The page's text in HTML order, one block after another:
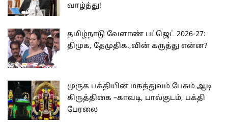
வாழ்த்து!
தமிழ்நாடு வேளாண் பட்ஜெட் 2026-27:
திமுக, தேமுதிக.,வின் கருத்து என்ன?
முருக பக்தியின் மகத்துவம் பேசும் ஆடி
கிருத்திகை –காவடி, பால்குடம், பக்தி
பேரலை